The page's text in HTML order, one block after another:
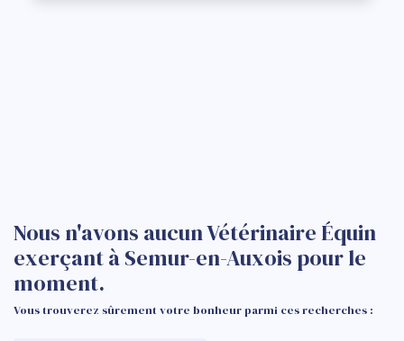
Nous n'avons aucun Vétérinaire Équin
exerçant à Semur-en-Auxois pour le
moment.
Vous trouverez sûrement votre bonheur parmi ces recherches :